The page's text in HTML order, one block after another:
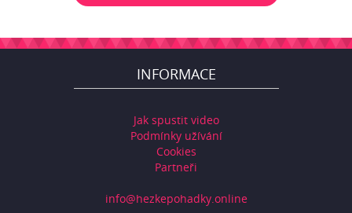
INFORMACE
Jak spustit video
Podmínky užívání
Cookies
Partneři
info@hezkepohadky.online